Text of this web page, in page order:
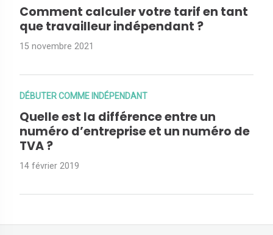
Comment calculer votre tarif en tant
que travailleur indépendant ?
15 novembre 2021
DÉBUTER COMME INDÉPENDANT
Quelle est la différence entre un
numéro d’entreprise et un numéro de
TVA ?
14 février 2019